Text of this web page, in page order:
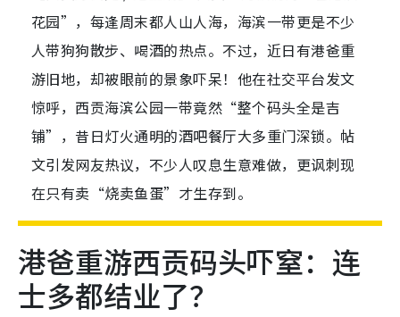
花园”，每逢周末都人山人海，海滨一带更是不少
人带狗狗散步、喝酒的热点。不过，近日有港爸重
游旧地，却被眼前的景象吓呆！他在社交平台发文
惊呼，西贡海滨公园一带竟然“整个码头全是吉
铺”，昔日灯火通明的酒吧餐厅大多重门深锁。帖
文引发网友热议，不少人叹息生意难做，更讽刺现
在只有卖“烧卖鱼蛋”才生存到。
港爸重游西贡码头吓窒：连
士多都结业了？